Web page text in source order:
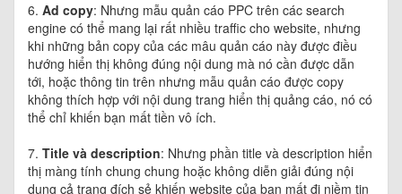
6. Ad copy: Nhưng mẫu quản cáo PPC trên các search
engine có thể mang lại rất nhiều traffic cho website, nhưng
khi những bản copy của các mâu quản cáo này được điều
hướng hiển thị không đúng nội dung mà nó cần được dẫn
tới, hoặc thông tin trên nhưng mẫu quản cáo được copy
không thích hợp với nội dung trang hiển thị quảng cáo, nó có
thể chỉ khiến bạn mất tiền vô ích.
7. Title và description: Nhưng phần title và description hiển
thị màng tính chung chung hoặc không diễn giải đúng nội
dung cả trang đích sẻ khiến website của bạn mất đi niềm tin